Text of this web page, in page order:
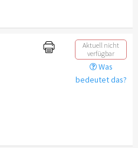
Aktuell nicht
verfügbar
Was
bedeutet das?